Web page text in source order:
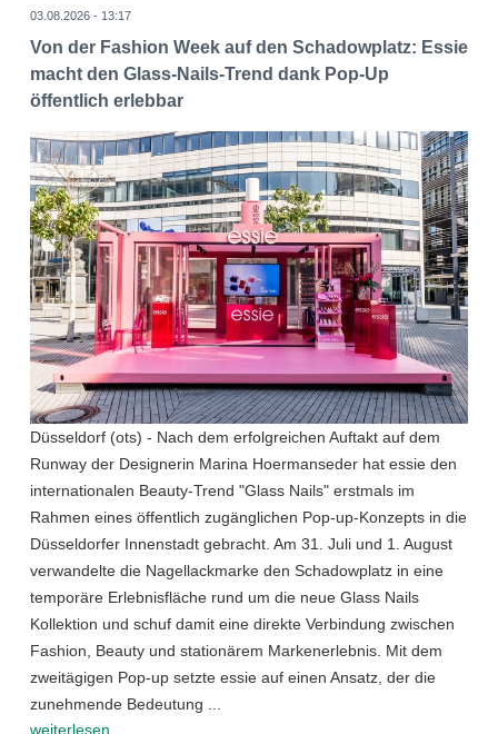
03.08.2026 - 13:17
Von der Fashion Week auf den Schadowplatz: Essie
macht den Glass-Nails-Trend dank Pop-Up
öffentlich erlebbar
Düsseldorf (ots) - Nach dem erfolgreichen Auftakt auf dem
Runway der Designerin Marina Hoermanseder hat essie den
internationalen Beauty-Trend "Glass Nails" erstmals im
Rahmen eines öffentlich zugänglichen Pop-up-Konzepts in die
Düsseldorfer Innenstadt gebracht. Am 31. Juli und 1. August
verwandelte die Nagellackmarke den Schadowplatz in eine
temporäre Erlebnisfläche rund um die neue Glass Nails
Kollektion und schuf damit eine direkte Verbindung zwischen
Fashion, Beauty und stationärem Markenerlebnis. Mit dem
zweitägigen Pop-up setzte essie auf einen Ansatz, der die
zunehmende Bedeutung ...
weiterlesen